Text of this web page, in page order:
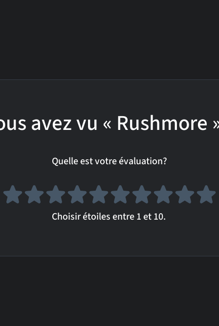
avez vu « Rushmore
Quelle est votre évaluation?
Choisir étoiles entre 1 et 10.